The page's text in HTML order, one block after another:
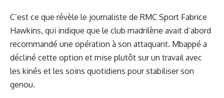
C’est ce que révèle le journaliste de RMC Sport Fabrice
Hawkins, qui indique que le club madrilène avait d’abord
recommandé une opération à son attaquant. Mbappé a
décliné cette option et mise plutôt sur un travail avec
les kinés et les soins quotidiens pour stabiliser son
genou.